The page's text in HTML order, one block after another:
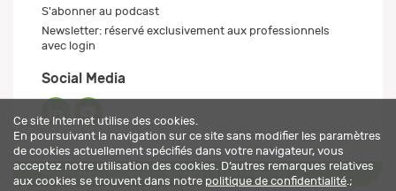
S'abonner au podcast
Newsletter: réservé exclusivement aux professionnels
avec login
Social Media
Ce site Internet utilise des cookies.
En poursuivant la navigation sur ce site sans modifier les paramètres
de cookies actuellement spécifiés dans votre navigateur, vous
acceptez notre utilisation des cookies. D’autres remarques relatives
aux cookies se trouvent dans notre politique de confidentialité .;